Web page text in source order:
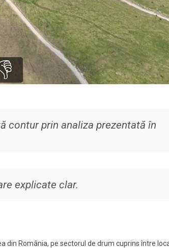
prin analiza prezentată în
explicate clar.
din România, pe sectorul de drum cuprins între